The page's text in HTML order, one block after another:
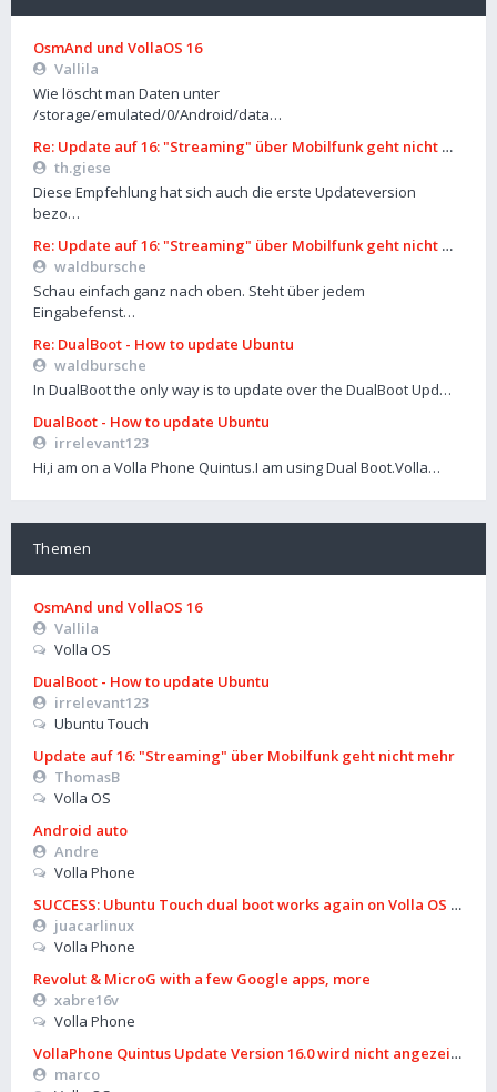
OsmAnd und VollaOS 16
Vallila
Wie löscht man Daten unter
/storage/emulated/0/Android/data…
Re: Update auf 16: "Streaming" über Mobilfunk geht nicht mehr
th.giese
Diese Empfehlung hat sich auch die erste Updateversion
bezo…
Re: Update auf 16: "Streaming" über Mobilfunk geht nicht mehr
waldbursche
Schau einfach ganz nach oben. Steht über jedem
Eingabefenst…
Re: DualBoot - How to update Ubuntu
waldbursche
In DualBoot the only way is to update over the DualBoot Upd…
DualBoot - How to update Ubuntu
irrelevant123
Hi,i am on a Volla Phone Quintus.I am using Dual Boot.Volla…
Themen
OsmAnd und VollaOS 16
Vallila
Volla OS
DualBoot - How to update Ubuntu
irrelevant123
Ubuntu Touch
Update auf 16: "Streaming" über Mobilfunk geht nicht mehr
ThomasB
Volla OS
Android auto
Andre
Volla Phone
SUCCESS: Ubuntu Touch dual boot works again on Volla OS 16
juacarlinux
Volla Phone
Revolut & MicroG with a few Google apps, more
xabre16v
Volla Phone
VollaPhone Quintus Update Version 16.0 wird nicht angezeigt
marco